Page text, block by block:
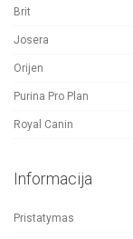
Brit
Josera
Orijen
Purina Pro Plan
Royal Canin
Informacija
Pristatymas